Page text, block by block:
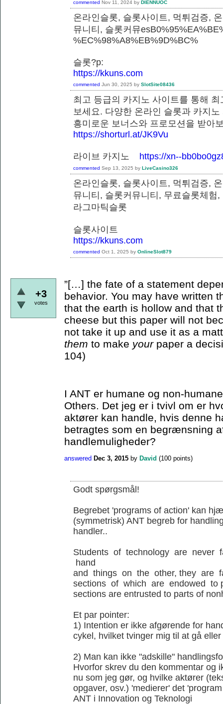
commented Nov 11, 2024 by DIENNUOC
온라인슬롯, 슬롯사이트, 먹튀검증,
뮤니티, 슬롯커뮤
%EC%98%A8%EB%9D%BC%
슬롯?p:
https://kkuns.com
commented Jun 30, 2025 by SlotSite08436
최고 등급의 카지노 사이트를 통해
보세요. 다양한 온라인 슬롯과 카지
흥미로운 보너스와 프로모션을 받
https://shorturl.at/JK9Vu
라이브 카지노 https://xn--
commented Sep 13, 2025 by LiveCasino326
온라인슬롯, 슬롯사이트, 먹튀검증,
뮤니티, 슬롯커뮤니티, 무료슬롯체험
라그마틱슬롯
슬롯사이트
https://kkuns.com
commented Oct 1, 2025 by OnlineSlot879
+3
votes
”[…] the fate of a statement
behavior. You may have written
that the earth is hollow and that
cheese but this paper will not
not take it up and use it as a
them to make your paper a
104)
I ANT er humane og non-
Others. Det jeg er i tvivl om er
aktører kan handle, hvis denne
betragtes som en begrænsning
handlemuligheder?
answered Dec 3, 2015 by David (100 points)
Godt spørgsmål!
Begrebet 'programs of action' kan
(symmetrisk) ANT begreb for
handler..
Students of technology are never
hand
and things on the other, they are
sections of which are endowed to
sections are entrusted to parts of
Et par pointer:
1) Intention er ikke afgørende for
cykel, hvilket tvinger mig til at gå
2) Man kan ikke "adskille"
Hvorfor skrev du den kommentar og
nu som jeg gør, og hvilke aktører
opgaver, osv.) 'medierer' det
ANT i Innovation og Teknologi